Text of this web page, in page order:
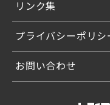
リンク集
プライバシーポリシ
お問い合わせ